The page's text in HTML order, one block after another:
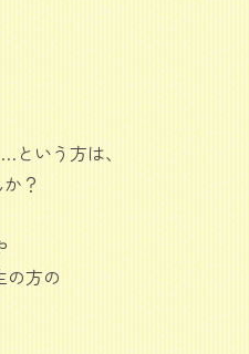
という方は、
？
の方の